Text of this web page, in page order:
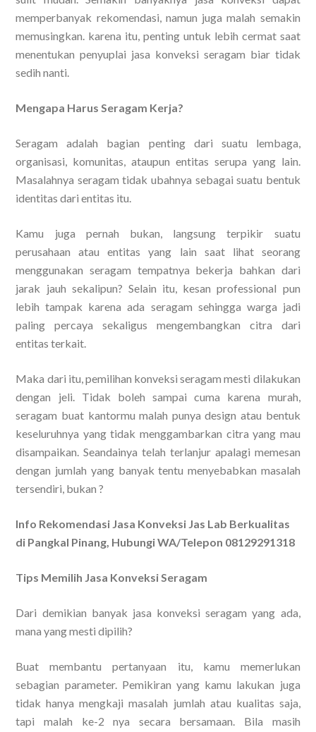
memperbanyak rekomendasi, namun juga malah semakin
memusingkan. karena itu, penting untuk lebih cermat saat
menentukan penyuplai jasa konveksi seragam biar tidak
sedih nanti.
Mengapa Harus Seragam Kerja?
Seragam adalah bagian penting dari suatu lembaga,
organisasi, komunitas, ataupun entitas serupa yang lain.
Masalahnya seragam tidak ubahnya sebagai suatu bentuk
identitas dari entitas itu.
Kamu juga pernah bukan, langsung terpikir suatu
perusahaan atau entitas yang lain saat lihat seorang
menggunakan seragam tempatnya bekerja bahkan dari
jarak jauh sekalipun? Selain itu, kesan professional pun
lebih tampak karena ada seragam sehingga warga jadi
paling percaya sekaligus mengembangkan citra dari
entitas terkait.
Maka dari itu, pemilihan konveksi seragam mesti dilakukan
dengan jeli. Tidak boleh sampai cuma karena murah,
seragam buat kantormu malah punya design atau bentuk
keseluruhnya yang tidak menggambarkan citra yang mau
disampaikan. Seandainya telah terlanjur apalagi memesan
dengan jumlah yang banyak tentu menyebabkan masalah
tersendiri, bukan ?
Info Rekomendasi Jasa Konveksi Jas Lab Berkualitas
di Pangkal Pinang, Hubungi WA/Telepon 08129291318
Tips Memilih Jasa Konveksi Seragam
Dari demikian banyak jasa konveksi seragam yang ada,
mana yang mesti dipilih?
Buat membantu pertanyaan itu, kamu memerlukan
sebagian parameter. Pemikiran yang kamu lakukan juga
tidak hanya mengkaji masalah jumlah atau kualitas saja,
tapi malah ke-2 nya secara bersamaan. Bila masih